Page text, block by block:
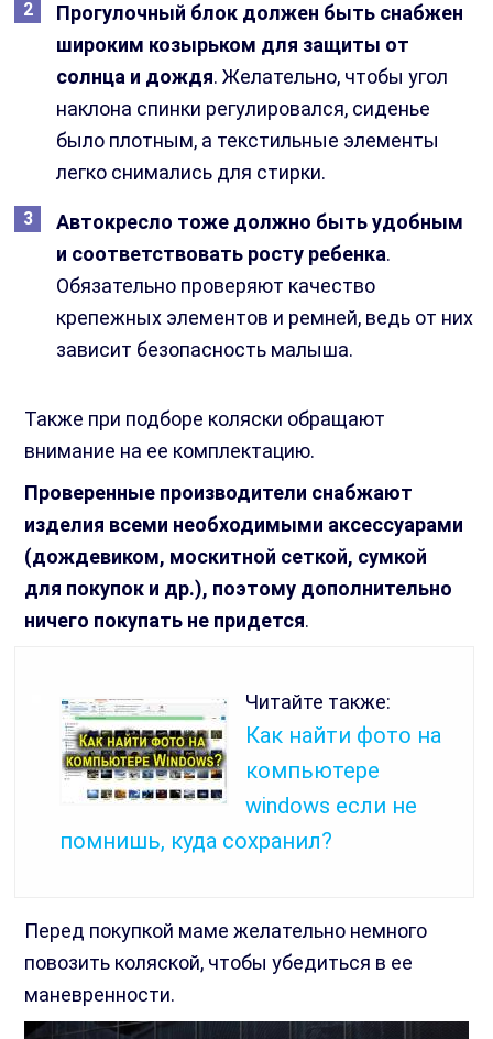
Прогулочный блок должен быть снабжен
широким козырьком для защиты от
солнца и дождя. Желательно, чтобы угол
наклона спинки регулировался, сиденье
было плотным, а текстильные элементы
легко снимались для стирки.
Автокресло тоже должно быть удобным
и соответствовать росту ребенка.
Обязательно проверяют качество
крепежных элементов и ремней, ведь от них
зависит безопасность малыша.
Также при подборе коляски обращают
внимание на ее комплектацию.
Проверенные производители снабжают
изделия всеми необходимыми аксессуарами
(дождевиком, москитной сеткой, сумкой
для покупок и др.), поэтому дополнительно
ничего покупать не придется.
Читайте также:
Как найти фото на
компьютере
windows если не
помнишь, куда сохранил?
Перед покупкой маме желательно немного
повозить коляской, чтобы убедиться в ее
маневренности.